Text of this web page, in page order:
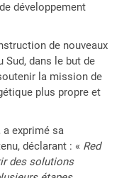
développement
de nouveaux
dans le but de
la mission de
plus propre et
a exprimé sa
déclarant : « Red
des solutions